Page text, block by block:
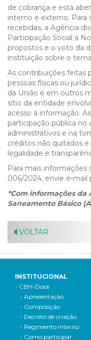
de cobrança e está
interno e externo. Para
recebidas, a Agência
Participação Social a
propostos e o voto da
instituição sobre o
As contribuições feitas
pessoas físicas ou
da União e em outros
sítio da entidade
acesso à informação.
participação pública
administrativos e na
créditos não quitados e
legalidade e
Para mais informações
006/2024, envie e-mail
*Com informações da
Saneamento Básico
VOLTAR
INSTITUCIONAL
- CBH-Doce
- Apresentação
- Composição
- Decreto de criação
- Regimento interno
- Como participar